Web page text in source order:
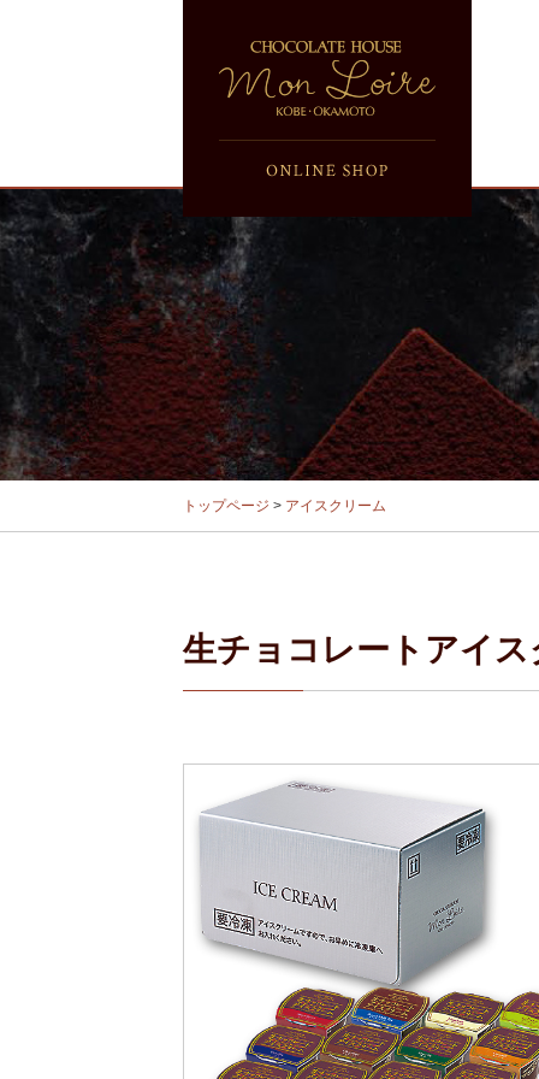
トップページ > アイスクリーム
生チョコレートアイ